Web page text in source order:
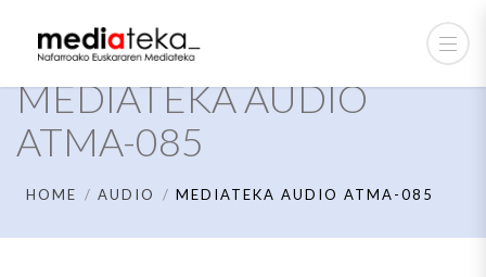
MEDIATEKA AUDIO
ATMA-085
HOME AUDIO MEDIATEKA AUDIO ATMA-085